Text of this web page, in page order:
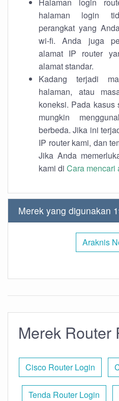
halaman login
perangkat yang
wi-fi. Anda juga
alamat IP router
alamat standar.
Kadang terjadi
halaman, atau
koneksi. Pada
mungkin
berbeda. Jika ini
IP router kami, dan
Jika Anda
kami di Cara mencari
Merek yang digunakan
Araknis
Merek Router
Cisco Router Login
Tenda Router Login